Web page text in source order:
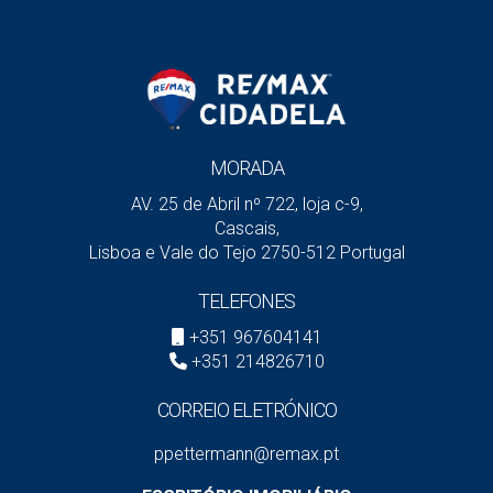
exemplo, acima dos 20%), é muito provável que não
precise de apresentar fiador.
Quando os rendimentos mensais são considerados
baixos face ao valor do empréstimo;
inexistente (ex: jovens ou recém-chegados a
Quando o prazo do empréstimo é longo e há maior
No caso de trabalhadores independentes sem
rendimentos regulares.
MORADA
AV. 25 de Abril nº 722, loja c-9,
Cascais,
Lisboa e Vale do Tejo 2750-512 Portugal
TELEFONES
+351 967604141
+351 214826710
CORREIO ELETRÓNICO
ppettermann@remax.pt